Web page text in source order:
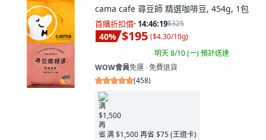
cama cafe 尋豆師 精選咖啡豆, 454g, 1包
首購折扣價· 14:46:17$325
40% $195 ($4.30/10g)
明天 8/10 (一)預計送達
WOW會員免運 ∙ 免費退貨
(458)
满 $1,500 再省 $75 (王道卡)